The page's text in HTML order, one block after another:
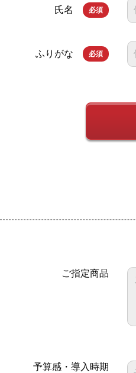
氏名 必須
ふりがな 必須
ご指定商品
予算感・導入時期